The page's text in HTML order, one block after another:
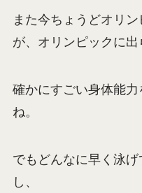
また今ちょうどオリ
が、オリンピックに出
確かにすごい身体能
ね。
でもどんなに早く泳
し、